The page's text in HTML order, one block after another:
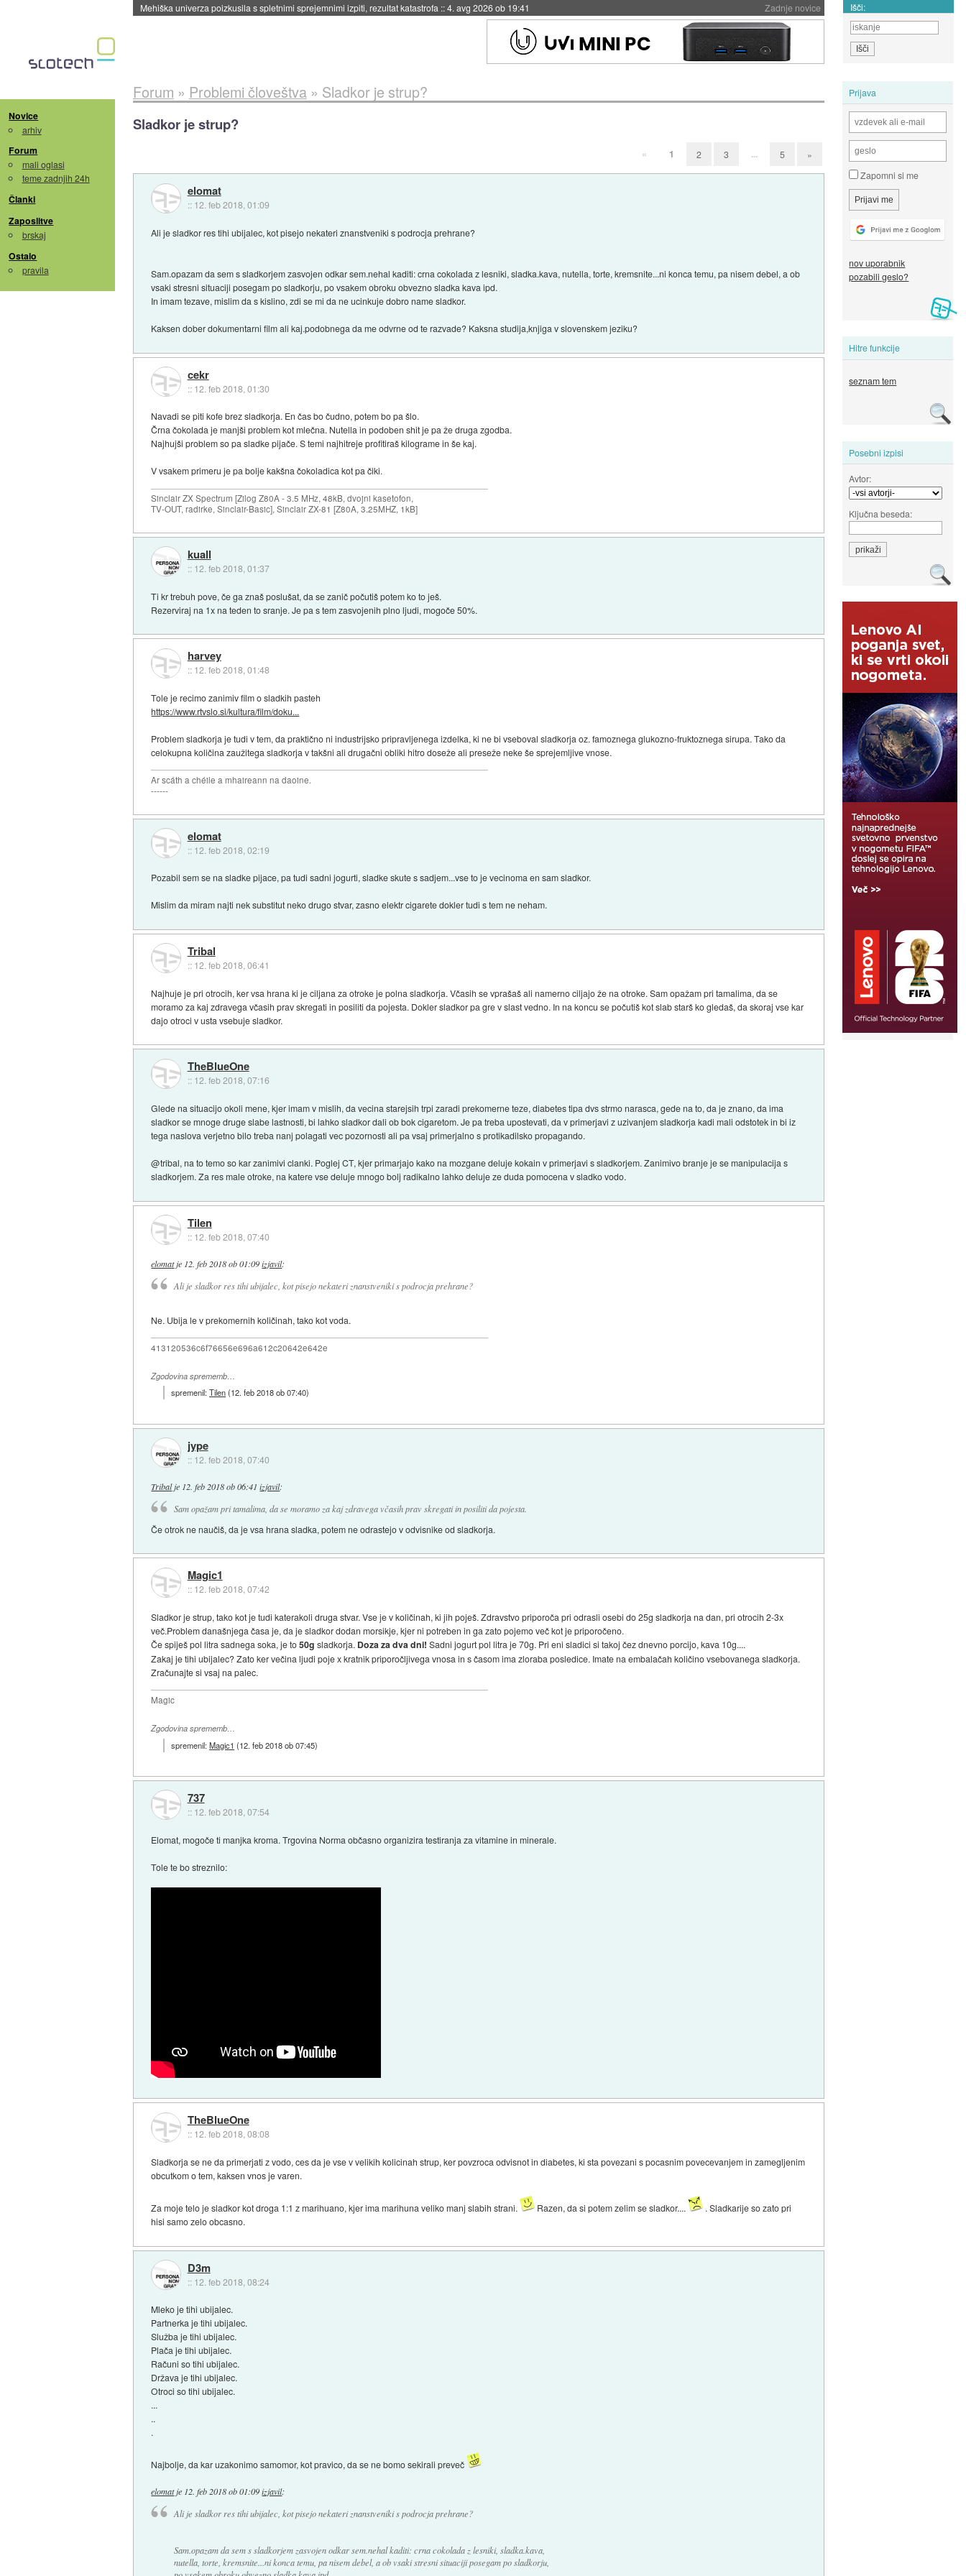
Zadnje novice
Evropska vesoljska agencija razvija svojo raketo za večkratno uporabo::4. avg 2026 ob 19:41 Išči:
Novice
arhiv
Forum
mali oglasi
teme zadnjih 24h
Članki
Zaposlitve
brskaj
Ostalo
pravila
Prijava
Zapomni si me
nov uporabnik
pozabili geslo?
Hitre funkcije
seznam tem
Posebni izpisi
Avtor:
Ključna beseda:
Forum » Problemi človeštva» Sladkor je strup?
Sladkor je strup?
« 1 2 3 ... 5 »
elomat
:: 12. feb 2018, 01:09
Ali je sladkor res tihi ubijalec, kot pisejo nekateri znanstveniki s podrocja prehrane?
Sam.opazam da sem s sladkorjem zasvojen odkar sem.nehal kaditi: crna cokolada z lesniki, sladka.kava, nutella, torte, kremsnite...ni konca temu, pa nisem debel, a ob
vsaki stresni situaciji posegam po sladkorju, po vsakem obroku obvezno sladka kava ipd.
In imam tezave, mislim da s kislino, zdi se mi da ne ucinkuje dobro name sladkor.
Kaksen dober dokumentarni film ali kaj.podobnega da me odvrne od te razvade? Kaksna studija,knjiga v slovenskem jeziku?
cekr
:: 12. feb 2018, 01:30
Navadi se piti kofe brez sladkorja. En čas bo čudno, potem bo pa šlo.
Črna čokolada je manjši problem kot mlečna. Nutella in podoben shit je pa že druga zgodba.
Najhujši problem so pa sladke pijače. S temi najhitreje profitiraš kilograme in še kaj.
V vsakem primeru je pa bolje kakšna čokoladica kot pa čiki.
Sinclair ZX Spectrum [Zilog Z80A - 3.5 MHz, 48kB, dvojni kasetofon,
TV-OUT, radirke, Sinclair-Basic], Sinclair ZX-81 [Z80A, 3.25MHZ, 1kB]
kuall
:: 12. feb 2018, 01:37
Ti kr trebuh pove, če ga znaš poslušat, da se zanič počutiš potem ko to ješ.
Rezerviraj na 1x na teden to sranje. Je pa s tem zasvojenih plno ljudi, mogoče 50%.
harvey
:: 12. feb 2018, 01:48
Tole je recimo zanimiv film o sladkih pasteh
https://www.rtvslo.si/kultura/film/doku...
Problem sladkorja je tudi v tem, da praktično ni industrijsko pripravljenega izdelka, ki ne bi vseboval sladkorja oz. famoznega glukozno-fruktoznega sirupa. Tako da
celokupna količina zaužitega sladkorja v takšni ali drugačni obliki hitro doseže ali preseže neke še sprejemljive vnose.
Ar scáth a chéile a mhaireann na daoine.
------
elomat
:: 12. feb 2018, 02:19
Pozabil sem se na sladke pijace, pa tudi sadni jogurti, sladke skute s sadjem...vse to je vecinoma en sam sladkor.
Mislim da miram najti nek substitut neko drugo stvar, zasno elektr cigarete dokler tudi s tem ne neham.
Tribal
:: 12. feb 2018, 06:41
Najhuje je pri otrocih, ker vsa hrana ki je ciljana za otroke je polna sladkorja. Včasih se vprašaš ali namerno ciljajo že na otroke. Sam opažam pri tamalima, da se
moramo za kaj zdravega včasih prav skregati in posiliti da pojesta. Dokler sladkor pa gre v slast vedno. In na koncu se počutiš kot slab starš ko gledaš, da skoraj vse kar
dajo otroci v usta vsebuje sladkor.
TheBlueOne
:: 12. feb 2018, 07:16
Glede na situacijo okoli mene, kjer imam v mislih, da vecina starejsih trpi zaradi prekomerne teze, diabetes tipa dvs strmo narasca, gede na to, da je znano, da ima
sladkor se mnoge druge slabe lastnosti, bi lahko sladkor dali ob bok cigaretom. Je pa treba upostevati, da v primerjavi z uzivanjem sladkorja kadi mali odstotek in bi iz
tega naslova verjetno bilo treba nanj polagati vec pozornosti ali pa vsaj primerjalno s protikadilsko propagando.
@tribal, na to temo so kar zanimivi clanki. Poglej CT, kjer primarjajo kako na mozgane deluje kokain v primerjavi s sladkorjem. Zanimivo branje je se manipulacija s
sladkorjem. Za res male otroke, na katere vse deluje mnogo bolj radikalno lahko deluje ze duda pomocena v sladko vodo.
Tilen
:: 12. feb 2018, 07:40
elomatje 12. feb 2018 ob 01:09 izjavil:
Ali je sladkor res tihi ubijalec, kot pisejo nekateri znanstveniki s podrocja prehrane?
Ne. Ubija le v prekomernih količinah, tako kot voda.
413120536c6f76656e696a612c20642e642e
Zgodovina sprememb…
spremenil:Tilen(12. feb 2018 ob 07:40)
jype
:: 12. feb 2018, 07:40
Tribalje 12. feb 2018 ob 06:41 izjavil:
Sam opažam pri tamalima, da se moramo za kaj zdravega včasih prav skregati in posiliti da pojesta.
Če otrok ne naučiš, da je vsa hrana sladka, potem ne odrastejo v odvisnike od sladkorja.
Magic1
:: 12. feb 2018, 07:42
Sladkor je strup, tako kot je tudi katerakoli druga stvar. Vse je v količinah, ki jih poješ. Zdravstvo priporoča pri odrasli osebi do 25g sladkorja na dan, pri otrocih 2-3x
več.Problem današnjega časa je, da je sladkor dodan morsikje, kjer ni potreben in ga zato pojemo več kot je priporočeno.
Če spiješ pol litra sadnega soka, je to50g sladkorja. Doza za dva dni! Sadni jogurt pol litra je 70g. Pri eni sladici si takoj čez dnevno porcijo, kava 10g....
Zakaj je tihi ubijalec? Zato ker večina ljudi poje x kratnik priporočljivega vnosa in s časom ima zloraba posledice. Imate na embalačah količino vsebovanega sladkorja.
Zračunajte si vsaj na palec.
Magic
Zgodovina sprememb…
spremenil:Magic1 (12. feb 2018 ob 07:45)
737
:: 12. feb 2018, 07:54
Elomat, mogoče ti manjka kroma. Trgovina Norma občasno organizira testiranja za vitamine in minerale.
Tole te bo streznilo:
TheBlueOne
:: 12. feb 2018, 08:08
Sladkorja se ne da primerjati z vodo, ces da je vse v velikih kolicinah strup, ker povzroca odvisnot in diabetes, ki sta povezani s pocasnim povecevanjem in zamegljenim
obcutkom o tem, kaksen vnos je varen.
Za moje telo je sladkor kot droga 1:1 z marihuano, kjer ima marihuna veliko manj slabih strani. Razen, da si potem zelim se sladkor....
. Sladkarije so zato pri
hisi samo zelo obcasno.
D3m
:: 12. feb 2018, 08:24
Mleko je tihi ubijalec.
Partnerka je tihi ubijalec.
Služba je tihi ubijalec.
Plača je tihi ubijalec.
Računi so tihi ubijalec.
Država je tihi ubijalec.
Otroci so tihi ubijalec.
...
..
.
Najbolje, da kar uzakonimo samomor, kot pravico, da se ne bomo sekirali preveč
elomatje 12. feb 2018 ob 01:09 izjavil:
Ali je sladkor res tihi ubijalec, kot pisejo nekateri znanstveniki s podrocja prehrane?
Sam.opazam da sem s sladkorjem zasvojen odkar sem.nehal kaditi: crna cokolada z lesniki, sladka.kava,
nutella, torte, kremsnite...ni konca temu, pa nisem debel, a ob vsaki stresni situaciji posegam po sladkorju,